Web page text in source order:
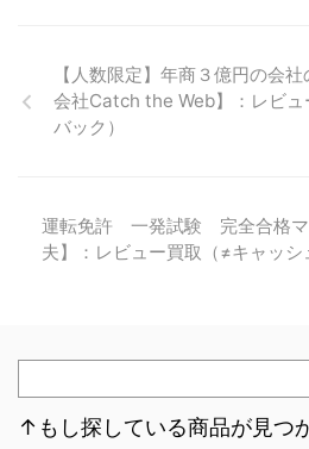
【人数限定】年商３億円の会
会社Catch the Web】：レビュ
バック）
運転免許 一発試験 完全合格マ
夫】：レビュー買取（≠キャッシ
↑もし探している商品が見つ